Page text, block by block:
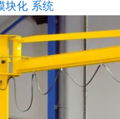
块化 系统